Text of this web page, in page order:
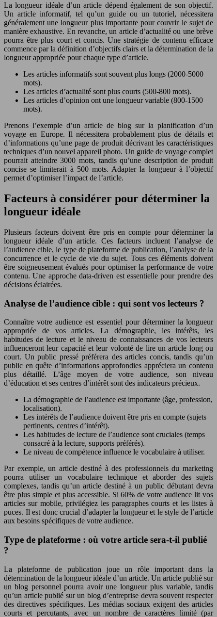
La longueur idéale d’un article dépend également de son objectif.
Un article informatif, tel qu’un guide ou un tutoriel, nécessitera
généralement une longueur plus importante pour couvrir le sujet de
manière exhaustive. En revanche, un article d’actualité ou une brève
pourra être plus court et concis. Une stratégie de contenu efficace
commence par la définition d’objectifs clairs et la détermination de la
longueur appropriée pour chaque type d’article.
Les articles informatifs sont souvent plus longs (2000-5000
mots).
Les articles d’actualité sont plus courts (500-800 mots).
Les articles d’opinion ont une longueur variable (800-1500
mots).
Prenons l’exemple d’un article de blog sur la planification d’un
voyage en Europe. Il nécessitera probablement plus de détails et
d’informations qu’une page de produit décrivant les caractéristiques
techniques d’un nouvel appareil photo. Un guide de voyage complet
pourrait atteindre 3000 mots, tandis qu’une description de produit
concise se limiterait à 500 mots. Adapter la longueur à l’objectif
permet d’optimiser l’impact de l’article.
Facteurs à considérer pour déterminer la
longueur idéale
Plusieurs facteurs doivent être pris en compte pour déterminer la
longueur idéale d’un article. Ces facteurs incluent l’analyse de
l’audience cible, le type de plateforme de publication, l’analyse de la
concurrence et le cycle de vie du sujet. Tous ces éléments doivent
être soigneusement évalués pour optimiser la performance de votre
contenu. Une approche data-driven est essentielle pour prendre des
décisions éclairées.
Analyse de l’audience cible : qui sont vos lecteurs ?
Connaître votre audience est essentiel pour déterminer la longueur
appropriée de vos articles. La démographie, les intérêts, les
habitudes de lecture et le niveau de connaissances de vos lecteurs
influenceront leur capacité et leur volonté de lire un article long ou
court. Un public pressé préférera des articles concis, tandis qu’un
public en quête d’informations approfondies appréciera un contenu
plus détaillé. L’âge moyen de votre audience, son niveau
d’éducation et ses centres d’intérêt sont des indicateurs précieux.
La démographie de l’audience est importante (âge, profession,
localisation).
Les intérêts de l’audience doivent être pris en compte (sujets
pertinents, centres d’intérêt).
Les habitudes de lecture de l’audience sont cruciales (temps
consacré à la lecture, supports préférés).
Le niveau de compétence influence le vocabulaire à utiliser.
Par exemple, un article destiné à des professionnels du marketing
pourra utiliser un vocabulaire technique et aborder des sujets
complexes, tandis qu’un article destiné à un public débutant devra
être plus simple et plus accessible. Si 60% de votre audience lit vos
articles sur mobile, privilégiez les paragraphes courts et les listes à
puces. Il est donc crucial d’adapter la longueur et le style de l’article
aux besoins spécifiques de votre audience.
Type de plateforme : où votre article sera-t-il publié
?
La plateforme de publication joue un rôle important dans la
détermination de la longueur idéale d’un article. Un article publié sur
un blog personnel pourra avoir une longueur plus variable, tandis
qu’un article publié sur un blog d’entreprise devra souvent respecter
des directives spécifiques. Les médias sociaux exigent des articles
courts et percutants, avec un nombre de caractères limité (par